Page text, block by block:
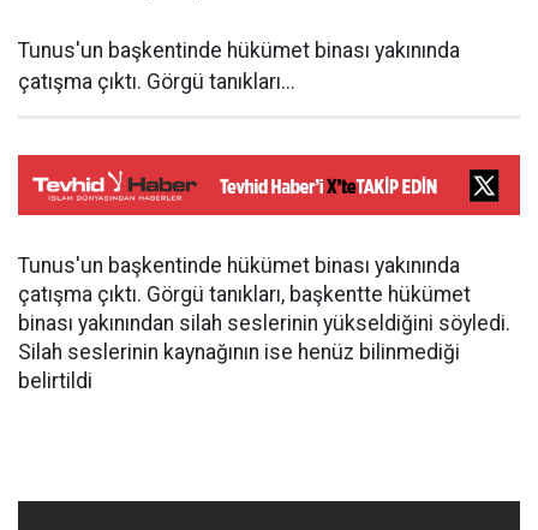
Tunus'un başkentinde hükümet binası yakınında
çatışma çıktı. Görgü tanıkları...
Tunus'un başkentinde hükümet binası yakınında
çatışma çıktı. Görgü tanıkları, başkentte hükümet
binası yakınından silah seslerinin yükseldiğini söyledi.
Silah seslerinin kaynağının ise henüz bilinmediği
belirtildi